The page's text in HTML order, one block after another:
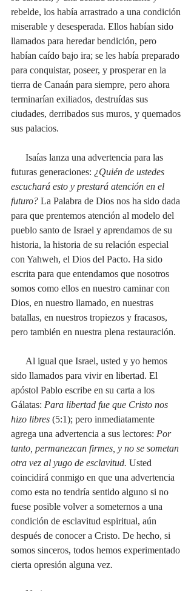
rebelde, los había arrastrado a una condición
miserable y desesperada. Ellos habían sido
llamados para heredar bendición, pero
habían caído bajo ira; se les había preparado
para conquistar, poseer, y prosperar en la
tierra de Canaán para siempre, pero ahora
terminarían exiliados, destruídas sus
ciudades, derribados sus muros, y quemados
sus palacios.
futuras generaciones: ¿Quién de ustedes
escuchará esto y prestará atención en el
futuro? La Palabra de Dios nos ha sido dada
para que prentemos atención al modelo del
pueblo santo de Israel y aprendamos de su
historia, la historia de su relación especial
con Yahweh, el Dios del Pacto. Ha sido
escrita para que entendamos que nosotros
somos como ellos en nuestro caminar con
Dios, en nuestro llamado, en nuestras
batallas, en nuestros tropiezos y fracasos,
pero también en nuestra plena restauración.
sido llamados para vivir en libertad. El
apóstol Pablo escribe en su carta a los
Gálatas: Para libertad fue que Cristo nos
hizo libres (5:1); pero inmediatamente
agrega una advertencia a sus lectores: Por
tanto, permanezcan firmes, y no se sometan
otra vez al yugo de esclavitud. Usted
coincidirá conmigo en que una advertencia
como esta no tendría sentido alguno si no
fuese posible volver a someternos a una
condición de esclavitud espiritual, aún
después de conocer a Cristo. De hecho, si
somos sinceros, todos hemos experimentado
cierta opresión alguna vez.